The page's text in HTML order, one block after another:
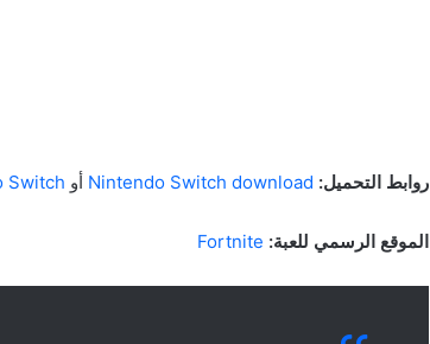
روابط التحميل: Nintendo Switch download أو Switch
الموقع الرسمي للعبة: Fortnite